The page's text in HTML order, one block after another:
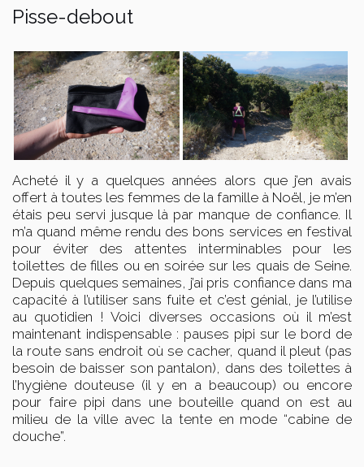
Pisse-debout
Acheté il y a quelques années alors que j’en avais
offert à toutes les femmes de la famille à Noël, je m’en
étais peu servi jusque là par manque de confiance. Il
m’a quand même rendu des bons services en festival
pour éviter des attentes interminables pour les
toilettes de filles ou en soirée sur les quais de Seine.
Depuis quelques semaines, j’ai pris confiance dans ma
capacité à l’utiliser sans fuite et c’est génial, je l’utilise
au quotidien ! Voici diverses occasions où il m’est
maintenant indispensable : pauses pipi sur le bord de
la route sans endroit où se cacher, quand il pleut (pas
besoin de baisser son pantalon), dans des toilettes à
l’hygiène douteuse (il y en a beaucoup) ou encore
pour faire pipi dans une bouteille quand on est au
milieu de la ville avec la tente en mode “cabine de
douche”.